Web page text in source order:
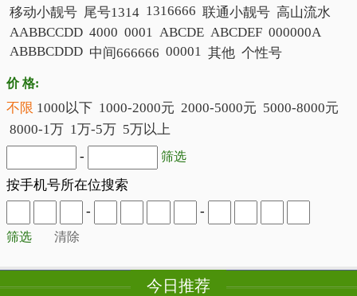
移动小靓号 尾号1314 1316666 联通小靓号 高山流水
AABBCCDD 4000 0001 ABCDE ABCDEF 000000A
ABBBCDDD 中间666666 00001 其他 个性号
价 格:
不限 1000以下 1000-2000元 2000-5000元 5000-8000元
8000-1万 1万-5万 5万以上
-
筛选
按手机号所在位搜索
-
-
筛选 清除
今日推荐